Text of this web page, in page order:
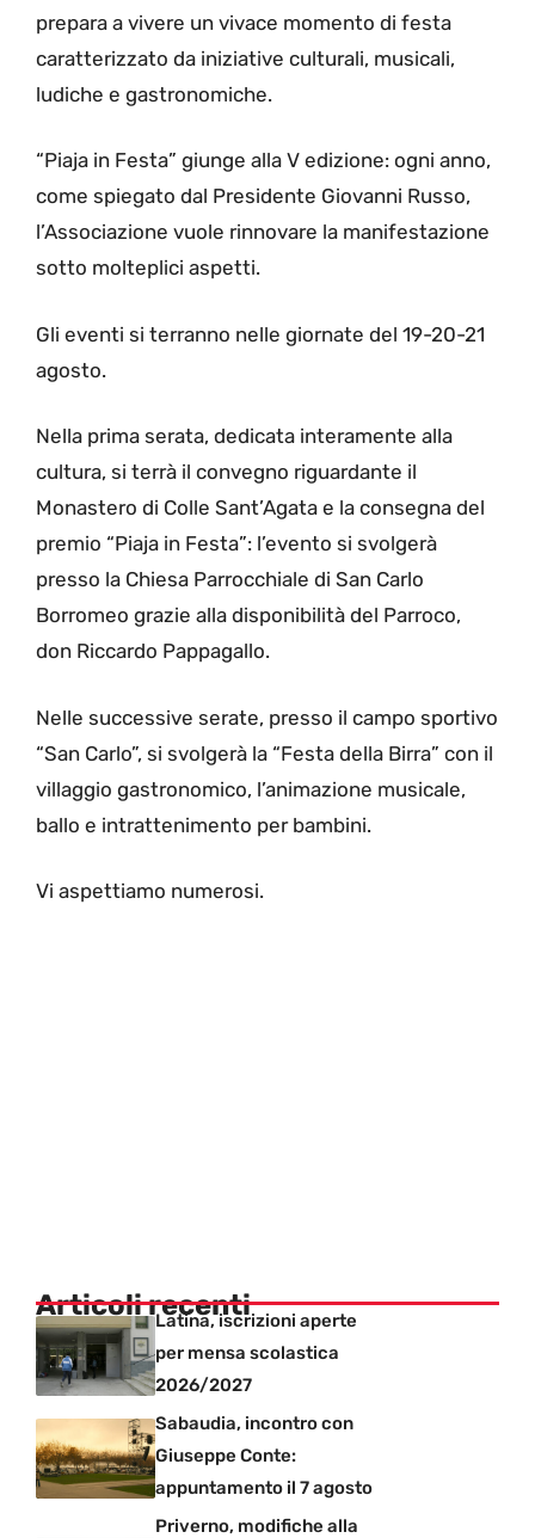
prepara a vivere un vivace momento di festa
caratterizzato da iniziative culturali, musicali,
ludiche e gastronomiche.
“Piaja in Festa” giunge alla V edizione: ogni anno,
come spiegato dal Presidente Giovanni Russo,
l’Associazione vuole rinnovare la manifestazione
sotto molteplici aspetti.
Gli eventi si terranno nelle giornate del 19-20-21
agosto.
Nella prima serata, dedicata interamente alla
cultura, si terrà il convegno riguardante il
Monastero di Colle Sant’Agata e la consegna del
premio “Piaja in Festa”: l’evento si svolgerà
presso la Chiesa Parrocchiale di San Carlo
Borromeo grazie alla disponibilità del Parroco,
don Riccardo Pappagallo.
Nelle successive serate, presso il campo sportivo
“San Carlo”, si svolgerà la “Festa della Birra” con il
villaggio gastronomico, l’animazione musicale,
ballo e intrattenimento per bambini.
Vi aspettiamo numerosi.
Articoli recentiLatina, iscrizioni aperte
per mensa scolastica
2026/2027
Sabaudia, incontro con
Giuseppe Conte:
appuntamento il 7 agosto
Priverno, modifiche alla